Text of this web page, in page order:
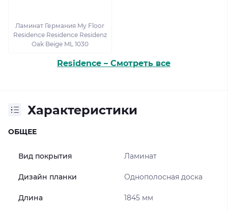
Ламинат Германия My Floor
Residence Residence Residenz
Oak Beige ML 1030
Residence – Смотреть все
Характеристики
ОБЩЕЕ
Вид покрытия Ламинат
Дизайн планки Однополосная доска
Длина 1845 мм